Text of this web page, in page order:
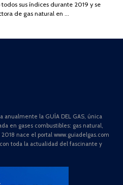
2025
sus índices durante 2019 y se
de gas natural en …
anualmente la GUÍA DEL GAS, única
en gases combustibles: gas natural,
nace el portal www.guiadelgas.com
toda la actualidad del fascinante y